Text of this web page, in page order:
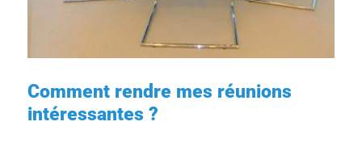
Comment rendre mes réunions
intéressantes ?